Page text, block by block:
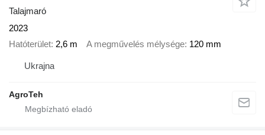
Talajmaró
2023
Hatóterület 2,6 m A megművelés mélysége 120 mm
Ukrajna
AgroTeh